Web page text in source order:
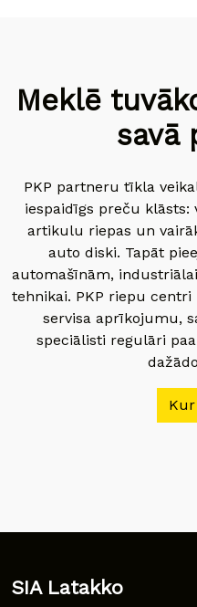
Meklē
savā
PKP partneru tīkla
iespaidīgs preču klāsts:
artikulu riepas un
auto diski. Tapāt
automašīnām,
tehnikai. PKP riepu
servisa aprīkojumu,
speciālisti regulāri
SIA Latakko